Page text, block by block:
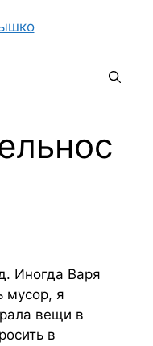
Иногда Варя
мусор, я
вещи в
в